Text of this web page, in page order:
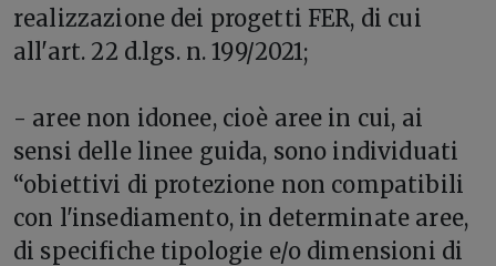
realizzazione dei progetti FER, di cui
all'art. 22 d.lgs. n. 199/2021;
- aree non idonee, cioè aree in cui, ai
sensi delle linee guida, sono individuati
“obiettivi di protezione non compatibili
con l'insediamento, in determinate aree,
di specifiche tipologie e/o dimensioni di